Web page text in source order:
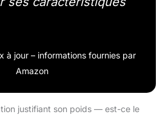
à jour – informations fournies par
Amazon
justifiant son poids — est-ce le